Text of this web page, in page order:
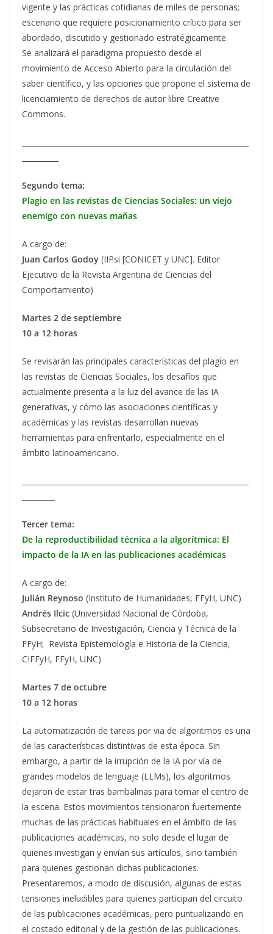
vigente y las prácticas cotidianas de miles de personas;
escenario que requiere posicionamiento crítico para ser
abordado, discutido y gestionado estratégicamente.
Se analizará el paradigma propuesto desde el
movimiento de Acceso Abierto para la circulación del
saber científico, y las opciones que propone el sistema de
licenciamiento de derechos de autor libre Creative
Commons.
Segundo tema:
Plagio en las revistas de Ciencias Sociales: un viejo
enemigo con nuevas mañas
A cargo de:
Juan Carlos Godoy (IIPsi [CONICET y UNC]. Editor
Ejecutivo de la Revista Argentina de Ciencias del
Comportamiento)
Martes 2 de septiembre
10 a 12 horas
Se revisarán las principales características del plagio en
las revistas de Ciencias Sociales, los desafíos que
actualmente presenta a la luz del avance de las IA
generativas, y cómo las asociaciones científicas y
académicas y las revistas desarrollan nuevas
herramientas para enfrentarlo, especialmente en el
ámbito latinoamericano.
Tercer tema:
De la reproductibilidad técnica a la algorítmica: El
impacto de la IA en las publicaciones académicas
A cargo de:
Julián Reynoso (Instituto de Humanidades, FFyH, UNC)
Andrés Ilcic (Universidad Nacional de Córdoba,
Subsecretario de Investigación, Ciencia y Técnica de la
FFyH; Revista Epistemología e Historia de la Ciencia,
CIFFyH, FFyH, UNC)
Martes 7 de octubre
10 a 12 horas
La automatización de tareas por via de algoritmos es una
de las características distintivas de esta época. Sin
embargo, a partir de la irrupción de la IA por vía de
grandes modelos de lenguaje (LLMs), los algoritmos
dejaron de estar tras bambalinas para tomar el centro de
la escena. Estos movimientos tensionaron fuertemente
muchas de las prácticas habituales en el ámbito de las
publicaciones académicas, no solo desde el lugar de
quienes investigan y envían sus artículos, sino también
para quienes gestionan dichas publicaciones.
Presentaremos, a modo de discusión, algunas de estas
tensiones ineludibles para quienes participan del circuito
de las publicaciones académicas, pero puntualizando en
el costado editorial y de la gestión de las publicaciones.